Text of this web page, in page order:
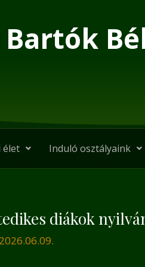
Bartók
élet Induló osztályaink
diákok
2026.06.09.